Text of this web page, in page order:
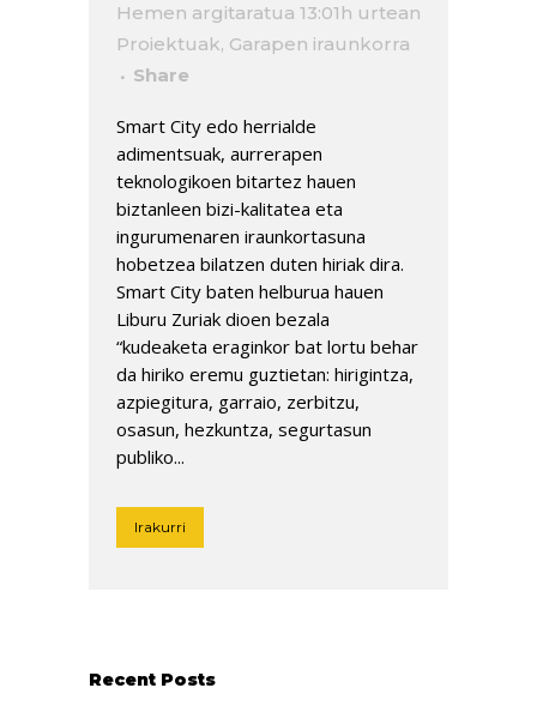
Hemen argitaratua 13:01h urtean
Proiektuak, Garapen iraunkorra
Share
Smart City edo herrialde
adimentsuak, aurrerapen
teknologikoen bitartez hauen
biztanleen bizi-kalitatea eta
ingurumenaren iraunkortasuna
hobetzea bilatzen duten hiriak dira.
Smart City baten helburua hauen
Liburu Zuriak dioen bezala
“kudeaketa eraginkor bat lortu behar
da hiriko eremu guztietan: hirigintza,
azpiegitura, garraio, zerbitzu,
osasun, hezkuntza, segurtasun
publiko...
Irakurri
Recent Posts